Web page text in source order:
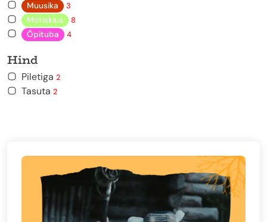
Muusika
3
Mõtisklus
8
Õpituba
4
Hind
Piletiga 2
Tasuta 2